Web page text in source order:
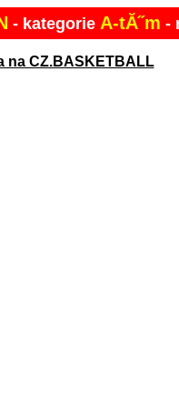
- kategorie A-tĂ˝m -
na CZ.BASKETBALL